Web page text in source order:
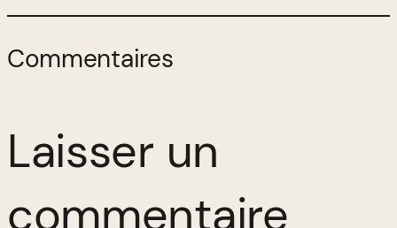
Commentaires
Laisser un
commentaire